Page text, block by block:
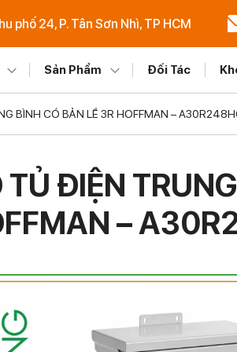
phố 24, P. Tân Sơn Nhì, TP HCM
Sản Phẩm Đối Tác
BÌNH CÓ BẢN LỀ 3R HOFFMAN –
TỦ ĐIỆN
–